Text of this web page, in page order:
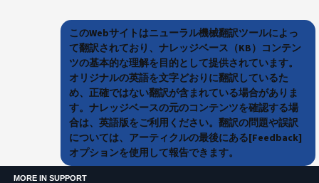
このWebサイトはニューラル機械翻訳ツールによっ
て翻訳されており、ナレッジベース（KB）コンテン
ツの基本的な理解を目的として提供されています。
オリジナルの英語を文字どおりに翻訳しているた
め、正確ではない翻訳が含まれている場合がありま
す。ナレッジベースの元のコンテンツを確認する場
合は、英語版をご利用ください。翻訳の問題や誤訳
については、アーティクルの最後にある[Feedback]
オプションを使用して報告できます。
MORE IN SUPPORT